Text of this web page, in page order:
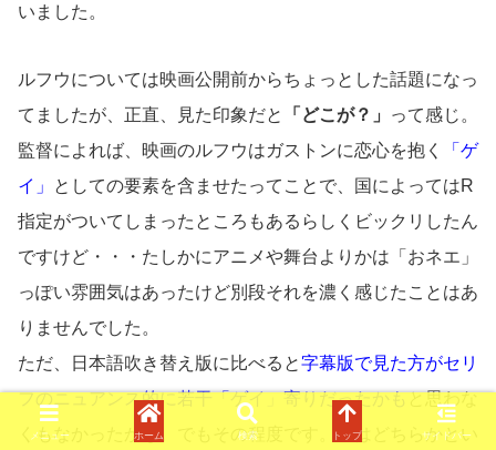
いました。
ルフウについては映画公開前からちょっとした話題になっ
てましたが、正直、見た印象だと
「どこが？」
って感じ。
監督によれば、映画のルフウはガストンに恋心を抱く
「ゲ
イ」
としての要素を含ませたってことで、国によってはR
指定がついてしまったところもあるらしくビックリしたん
ですけど・・・たしかにアニメや舞台よりかは「おネエ」
っぽい雰囲気はあったけど別段それを濃く感じたことはあ
りませんでした。
ただ、日本語吹き替え版に比べると字幕版で見た方がセリ
フのニュアンス的に若干「ゲイ」寄りだったかもと思わな
くもなかったかな。でもその程度です。私はどちらかとい
メニュー ホーム 検索 トップ サイドバー